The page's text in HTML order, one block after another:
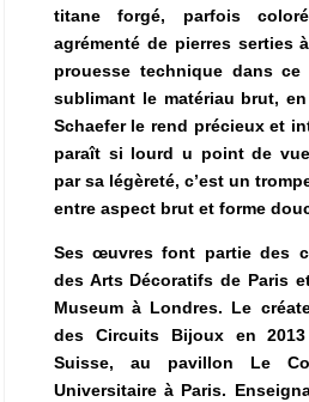
titane forgé, parfois
agrémenté de pierres serties
prouesse technique dans ce
sublimant le matériau brut, en
Schaefer le rend précieux et
paraît si lourd u point de
par sa légèreté, c’est un
entre aspect brut et forme
Ses œuvres font partie des
des Arts Décoratifs de Paris
Museum à Londres. Le
des Circuits Bijoux en
Suisse, au pavillon Le
Universitaire à Paris.